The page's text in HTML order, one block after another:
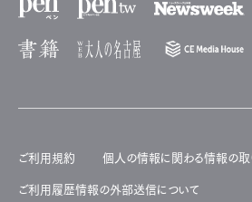
ご利用規約 個人の情報に関わる情報の取
ご利用履歴情報の外部送信について